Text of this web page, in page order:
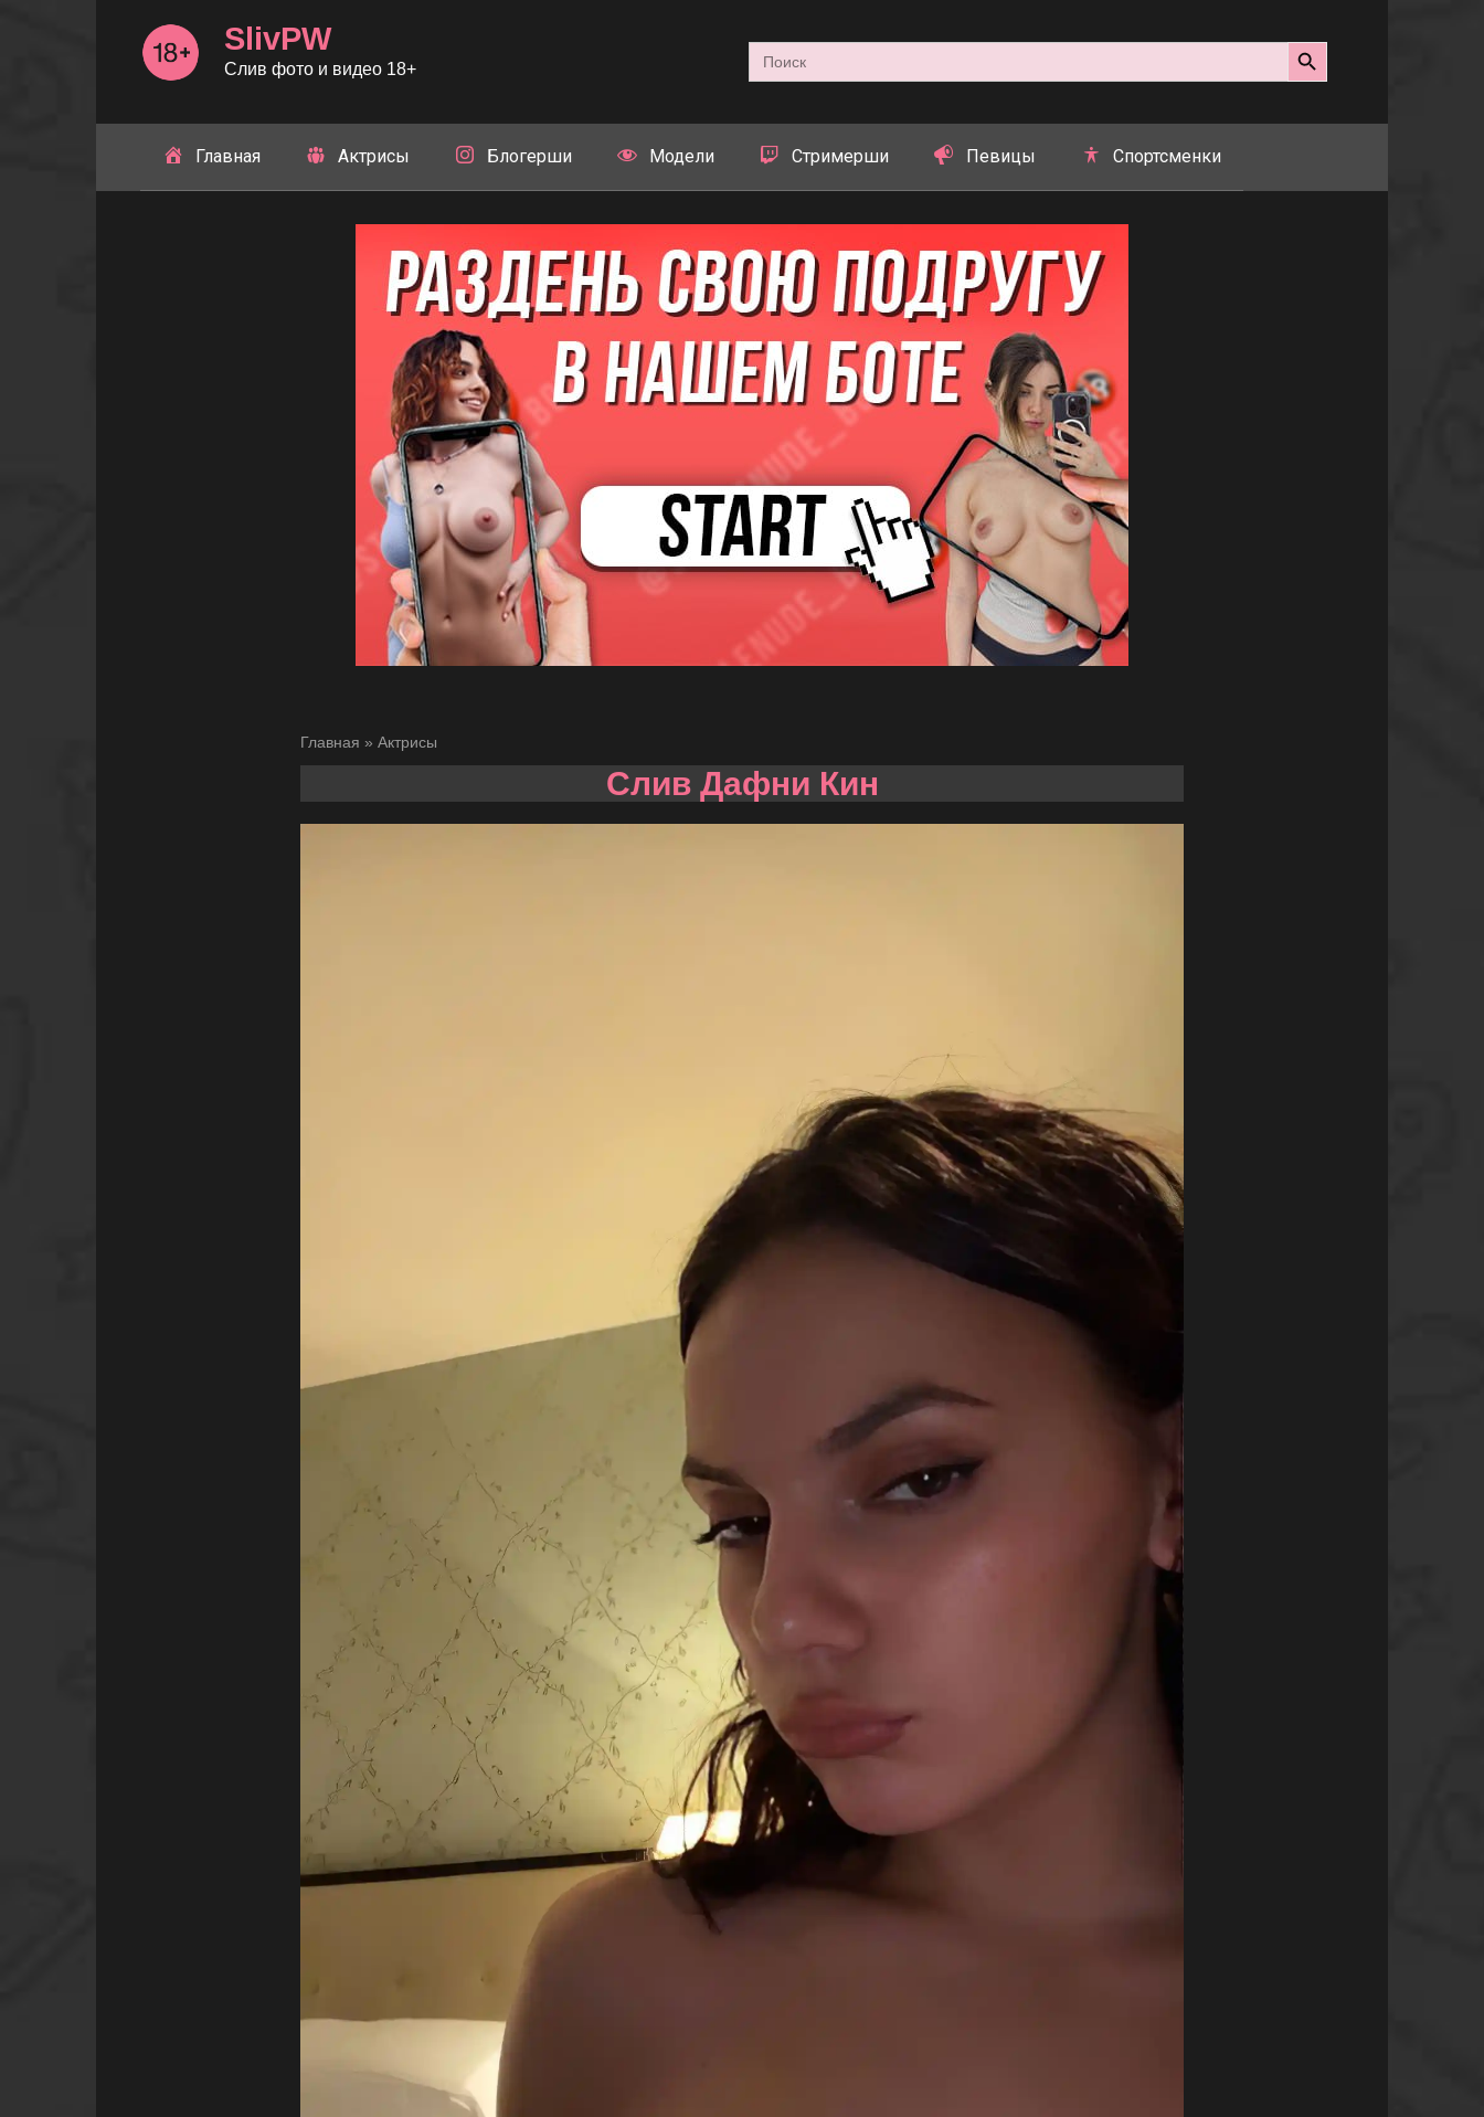
SlivPW
Слив фото и видео 18+
Search
for:
Search Button
Главная Актрисы Блогерши Модели Стримерши Певицы Спортсменки
Главная » Актрисы
Слив Дафни Кин